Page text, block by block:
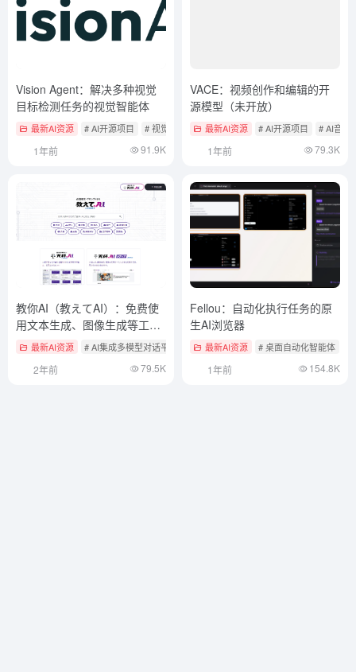
Vision Agent：解决多种视觉
目标检测任务的视觉智能体
最新AI资源 # AI开源项目 # 视觉目标检测
1年前 91.9K
VACE：视频创作和编辑的开
源模型（未开放）
最新AI资源 # AI开源项目 # AI音视
1年前 79.3K
教你AI（教えてAI）：免费使
用文本生成、图像生成等工
具，比较多AI模型生成答案
最新AI资源 # AI集成多模型对话平台
2年前 79.5K
Fellou：自动化执行任务的原
生AI浏览器
最新AI资源 # 桌面自动化智能体
1年前 154.8K